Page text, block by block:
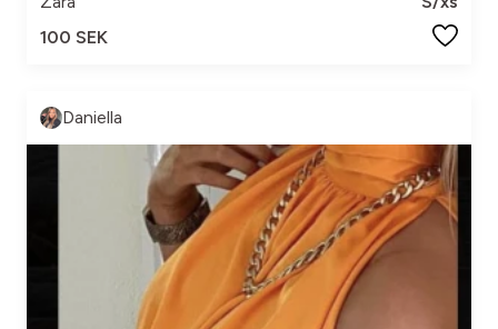
100 SEK
Daniella